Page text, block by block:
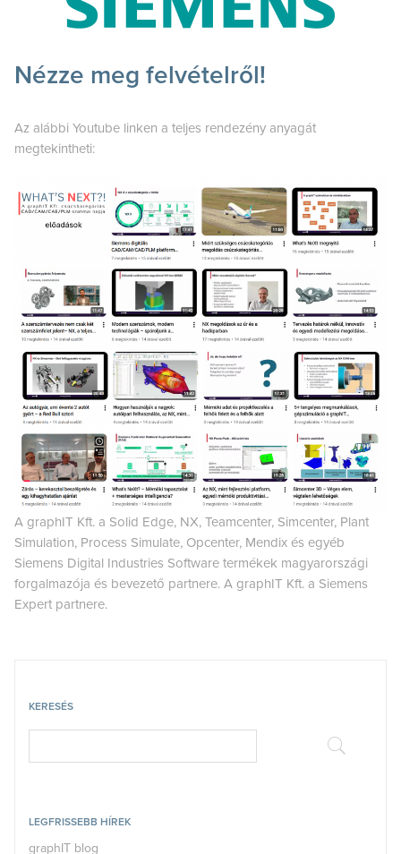
KERESÉS
LEGFRISSEBB HÍREK
graphIT blog
Nézze meg felvételről!
Az alábbi Youtube linken a teljes rendezény anyagát
megtekintheti:
A graphIT Kft. a Solid Edge, NX, Teamcenter, Simcenter, Plant
Simulation, Process Simulate, Opcenter, Mendix és egyéb
Siemens Digital Industries Software termékek magyarországi
forgalmazója és bevezető partnere. A graphIT Kft. a Siemens
Expert partnere.